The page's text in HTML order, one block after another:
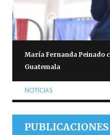
María Fernanda Peinado
Guatemala
NOTICIAS